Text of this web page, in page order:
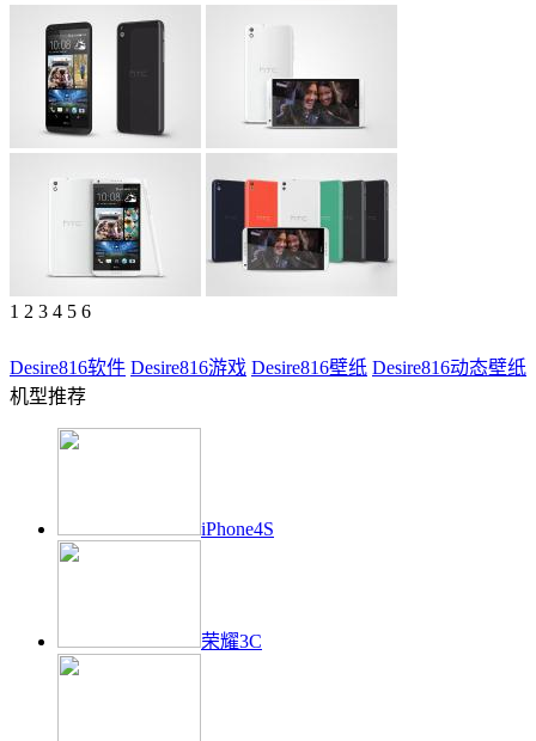
1 2 3 4 5 6
Desire816软件 Desire816游戏 Desire816壁纸 Desire816动态壁纸
机型推荐
iPhone4S
荣耀3C